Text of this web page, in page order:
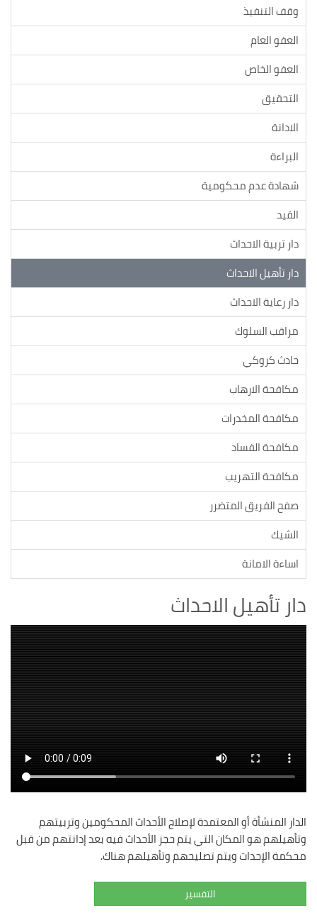
وقف التنفيذ
العفو العام
العفو الخاص
التحقيق
الادانة
البراءة
شهادة عدم محكومية
القيد
دار تربية الاحداث
دار تأهيل الاحداث
دار رعاية الاحداث
مراقب السلوك
حادث كروكي
مكافحة الارهاب
مكافحة المخدرات
مكافحة الفساد
مكافحة التهريب
صفح الفريق المتضرر
الشيك
اساءة الامانة
دار تأهيل الاحداث
الدار المنشأة أو المعتمدة لإصلاح الأحداث المحكومين وتربيتهم
وتأهيلهم هو المكان التي يتم حجز الأحداث فيه بعد إدانتهم من قبل
محكمة الإحدات ويتم تصليحهم وتأهيلهم هناك.